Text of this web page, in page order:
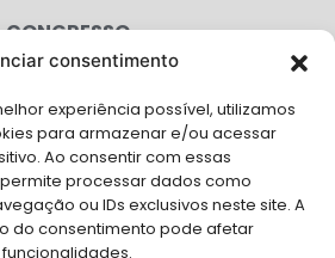
consentimento
experiência possível, utilizamos
para armazenar e/ou acessar
Ao consentir com essas
processar dados como
ou IDs exclusivos neste site. A
do consentimento pode afetar
CONGRESSO
CAMPANHAS
SERVIÇOS
FILIADAS